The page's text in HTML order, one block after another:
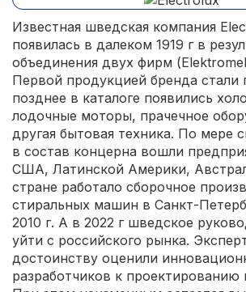
Известная шведская компания
появилась в далеком 1919 г в
объединения двух фирм
Первой продукцией бренда стали
позднее в каталоге появились
лодочные моторы, прачечное
другая бытовая техника. По мере
в состав концерна вошли
США, Латинской Америки,
стране работало сборочное
стиральных машин в Санкт-
2010 г. А в 2022 г шведское
уйти с российского рынка.
достоинству оценили
разработчиков к проектированию